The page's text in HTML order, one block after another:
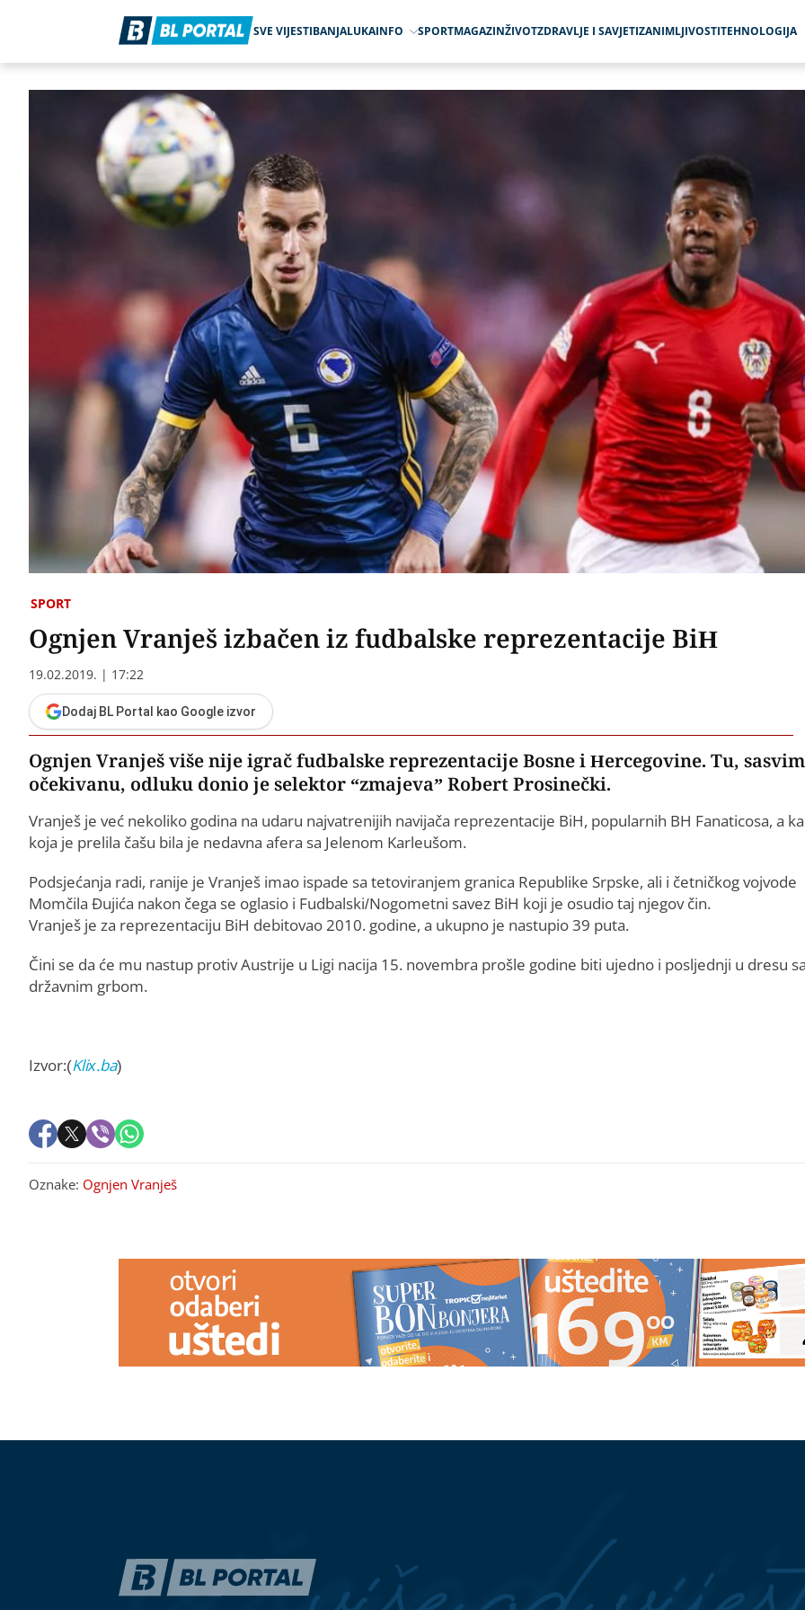
SVE VIJESTIBANJALUKAINFO SPORTMAGAZINŽIVOTZDRAVLJE I SAVJETIZANIMLJIVOSTITEHNOLOGIJA
SPORT
Ognjen Vranješ izbačen iz fudbalske reprezentacije BiH
19.02.2019. | 17:22
Dodaj BL Portal kao Google izvor
Ognjen Vranješ više nije igrač fudbalske reprezentacije Bosne i Hercegovine. Tu, sasvim
očekivanu, odluku donio je selektor “zmajeva” Robert Prosinečki.
Vranješ je već nekoliko godina na udaru najvatrenijih navijača reprezentacije BiH, popularnih BH Fanaticosa, a
koja je prelila čašu bila je nedavna afera sa Jelenom Karleušom.
Podsjećanja radi, ranije je Vranješ imao ispade sa tetoviranjem granica Republike Srpske, ali i četničkog vojvode
Momčila Đujića nakon čega se oglasio i Fudbalski/Nogometni savez BiH koji je osudio taj njegov čin.
Vranješ je za reprezentaciju BiH debitovao 2010. godine, a ukupno je nastupio 39 puta.
Čini se da će mu nastup protiv Austrije u Ligi nacija 15. novembra prošle godine biti ujedno i posljednji u dresu
državnim grbom.
Izvor:(Klix.ba)
Oznake: Ognjen Vranješ
oprezni"
Aleksejem Bjelogrlićem, a nekada
berbu